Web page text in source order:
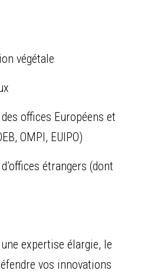
végétale
offices Européens et
OMPI, EUIPO)
étrangers (dont
expertise élargie, le
vos innovations